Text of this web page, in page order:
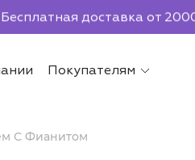
Бесплатная доставка от
Покупателям
С Фианитом